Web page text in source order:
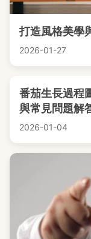
打造風格美學
2026-01-27
番茄生長過程
與常見問題解
2026-01-04